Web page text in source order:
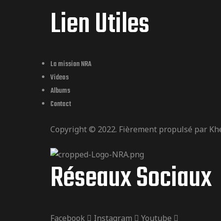
Lien Utiles
La mission NRA
Videos
Albums
Contact
Copyright © 2022. Fièrement propulsé par
Réseaux Sociaux
Facebook Instagram Youtube